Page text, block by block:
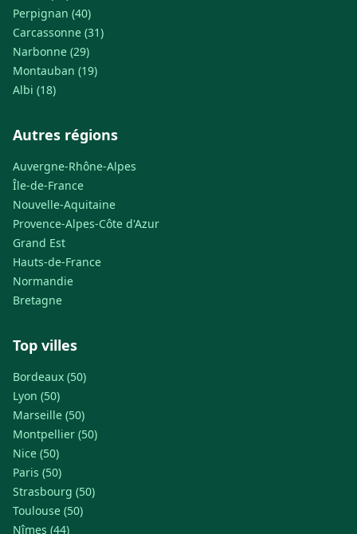
Perpignan (40)
Carcassonne (31)
Narbonne (29)
Montauban (19)
Albi (18)
Autres régions
Auvergne-Rhône-Alpes
Île-de-France
Nouvelle-Aquitaine
Provence-Alpes-Côte d'Azur
Grand Est
Hauts-de-France
Normandie
Bretagne
Top villes
Bordeaux (50)
Lyon (50)
Marseille (50)
Montpellier (50)
Nice (50)
Paris (50)
Strasbourg (50)
Toulouse (50)
Nîmes (44)